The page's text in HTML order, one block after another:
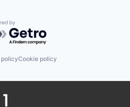
by Getro.com
Cookie policy